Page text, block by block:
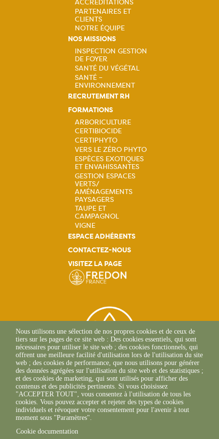
ACCRÉDITATIONS
PARTENAIRES ET
CLIENTS
NOTRE ÉQUIPE
NOS MISSIONS
Navigation
principale
INSPECTION GESTION
DE FOYER
SANTÉ DU VÉGÉTAL
SANTÉ –
ENVIRONNEMENT
RECRUTEMENT RH
FORMATIONS
Navigation
principale
ARBORICULTURE
CERTIBIOCIDE
CERTIPHYTO
VERS LE ZÉRO PHYTO
ESPÈCES EXOTIQUES
ET ENVAHISSANTES
GESTION ESPACES
VERTS/
AMÉNAGEMENTS
PAYSAGERS
TAUPE ET
CAMPAGNOL
VIGNE
ESPACE ADHÉRENTS
CONTACTEZ-NOUS
VISITEZ LA PAGE
2 Allée Du Lazio
69800 SAINT-PRIEST
+33(0)4 37 43 40 70
Nous utilisons une sélection de nos propres cookies et de ceux de
tiers sur les pages de ce site web : Des cookies essentiels, qui sont
nécessaires pour utiliser le site web ; des cookies fonctionnels, qui
offrent une meilleure facilité d'utilisation lors de l'utilisation du site
web ; des cookies de performance, que nous utilisons pour générer
des données agrégées sur l'utilisation du site web et des statistiques ;
et des cookies de marketing, qui sont utilisés pour afficher des
contenus et des publicités pertinents. Si vous choisissez
"ACCEPTER TOUT", vous consentez à l'utilisation de tous les
cookies. Vous pouvez accepter et rejeter des types de cookies
individuels et révoquer votre consentement pour l'avenir à tout
moment sous "Paramètres".
Cookie documentation